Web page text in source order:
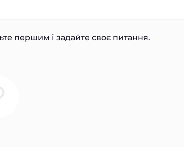
першим і задайте своє питання.